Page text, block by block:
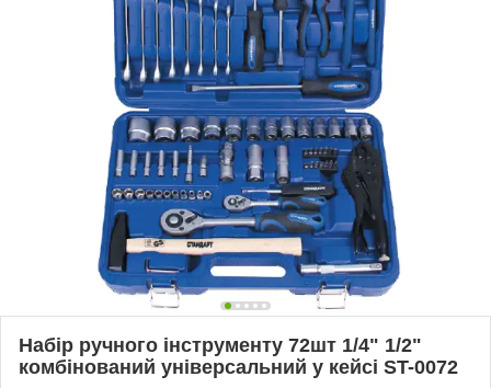
Набір ручного інструменту 72шт 1/4" 1/2"
комбінований універсальний у кейсі ST-0072